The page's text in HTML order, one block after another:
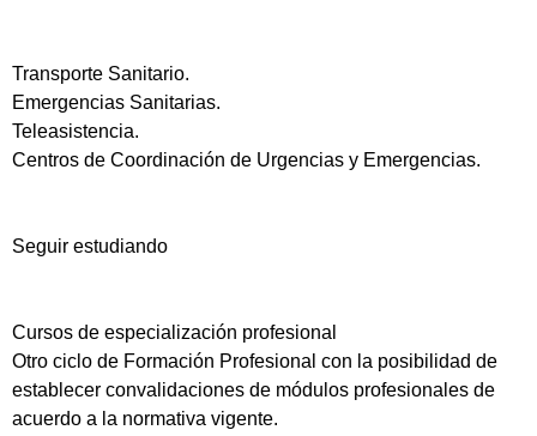
Transporte Sanitario.
Emergencias Sanitarias.
Teleasistencia.
Centros de Coordinación de Urgencias y Emergencias.
Seguir estudiando
Cursos de especialización profesional
Otro ciclo de Formación Profesional con la posibilidad de
establecer convalidaciones de módulos profesionales de
acuerdo a la normativa vigente.